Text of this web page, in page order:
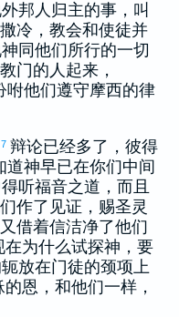
外邦人归主的事，叫
冷 ，教会和使徒并
同他们所行的一切
门的人起来，
咐他们遵守摩西的律
7 辩论已经多了， 彼得
道神早已在你们中间
听福音之道，而且
作了见证，赐圣灵
又借着信洁净了他们
在为什么试探神，要
放在门徒的颈项上
恩，和他们一样，